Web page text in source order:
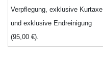
Verpflegung, exklusive Kurtaxe
und exklusive Endreinigung
(95,00 €).